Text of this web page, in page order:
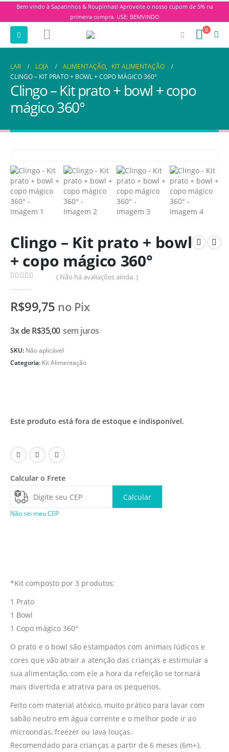
Bem vindo à Sapatinhos & Roupinhas! Aproveite o nosso cupom de 5% na
primeira compra. USE: BEMVINDO
0
LAR LOJA ALIMENTAÇÃO, KIT ALIMENTAÇÃO
CLINGO – KIT PRATO + BOWL + COPO MÁGICO 360°
Clingo – Kit prato + bowl + copo
mágico 360°
Clingo – Kit prato + bowl
+ copo mágico 360°
( Não há avaliações ainda. )
R$99,75 no Pix
3x deR$35,00 sem juros
SKU: Não aplicável
Categoria: Kit Alimentação
Este produto está fora de estoque e indisponível.
Calcular o Frete
Calcular
Não sei meu CEP
*Kit composto por 3 produtos:
1 Prato
1 Bowl
1 Copo mágico 360°
O prato e o bowl são estampados com animais lúdicos e
cores que vão atrair a atenção das crianças e estimular a
sua alimentação, com ele a hora da refeição se tornará
mais divertida e atrativa para os pequenos.
Feito com material atóxico, muito prático para lavar com
sabão neutro em água corrente e o melhor pode ir ao
microondas, freezer ou lava louças.
Recomendado para crianças a partir de 6 meses (6m+).